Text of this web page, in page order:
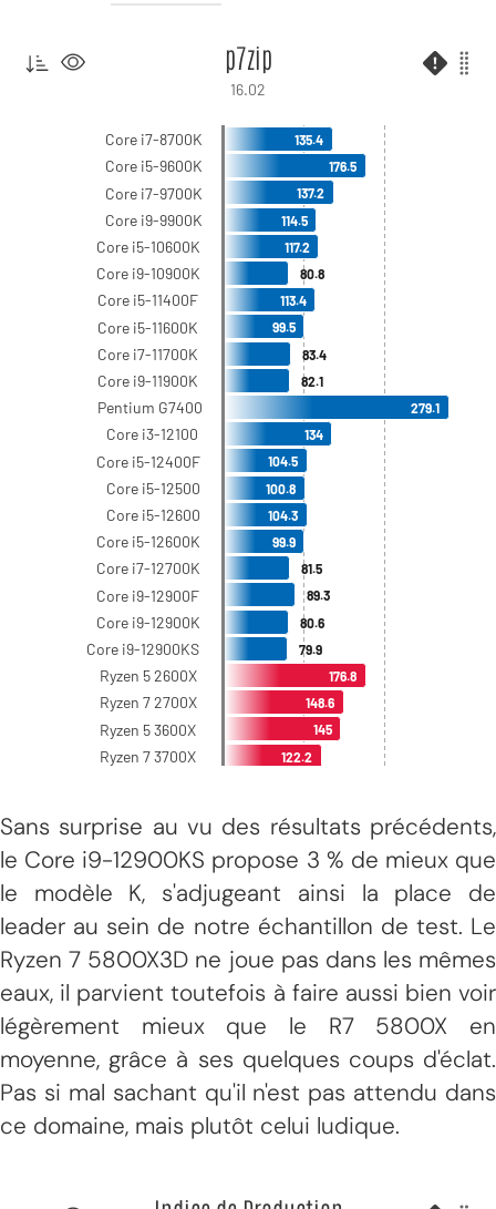
Sans surprise au vu des résultats précédents,
le Core i9-12900KS propose 3 % de mieux que
le modèle K, s'adjugeant ainsi la place de
leader au sein de notre échantillon de test. Le
Ryzen 7 5800X3D ne joue pas dans les mêmes
eaux, il parvient toutefois à faire aussi bien voir
légèrement mieux que le R7 5800X en
moyenne, grâce à ses quelques coups d'éclat.
Pas si mal sachant qu'il n'est pas attendu dans
ce domaine, mais plutôt celui ludique.